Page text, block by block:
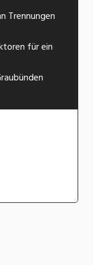
Trennungen
für ein